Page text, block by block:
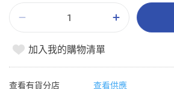
加入我的購物清單
查看有貨分店 查看供應